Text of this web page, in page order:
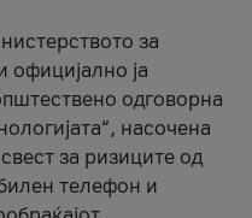
за
официјално ја
одговорна
насочена
за ризиците од
телефон и